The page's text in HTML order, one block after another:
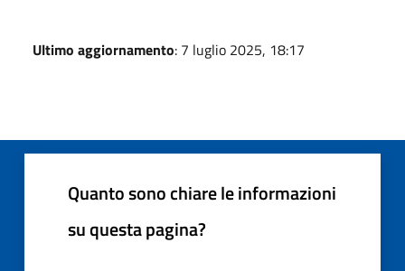
Ultimo aggiornamento: 7 luglio 2025, 18:17
Quanto sono chiare le informazioni
su questa pagina?